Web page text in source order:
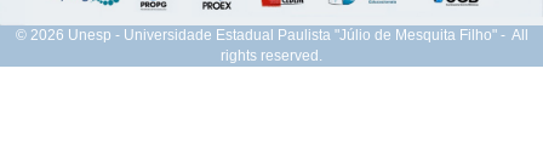
© 2026 Unesp - Universidade Estadual Paulista "Júlio de Mesquita Filho" - All
rights reserved.